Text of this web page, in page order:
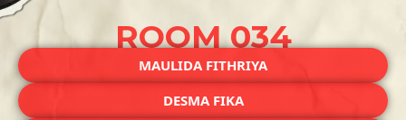
ROOM 034
MAULIDA FITHRIYA
DESMA FIKA